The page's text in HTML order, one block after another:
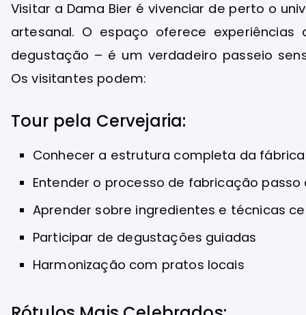
Visitar a Dama Bier é vivenciar de perto o
artesanal. O espaço oferece
degustação – é um verdadeiro passeio
Os visitantes podem:
Tour pela Cervejaria:
Conhecer a estrutura completa da fábrica
Entender o processo de fabricação passo
Aprender sobre ingredientes e técnicas
Participar de degustações guiadas
Harmonização com pratos locais